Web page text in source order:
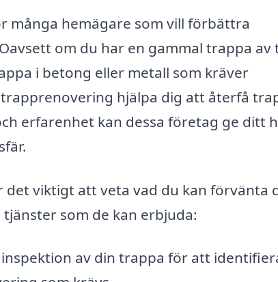
många hemägare som vill förbättra
om du har en gammal trappa av
i betong eller metall som kräver
hjälpa dig att återfå
erfarenhet kan dessa företag ge ditt
viktigt att veta vad du kan förvänta
som de kan erbjuda:
av din trappa för att